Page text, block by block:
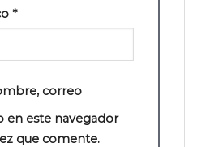
*
correo
en este navegador
que comente.